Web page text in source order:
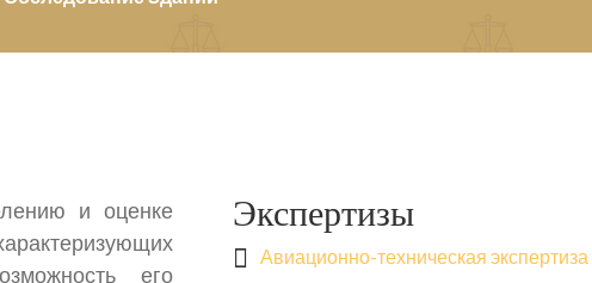
и оценке
его
Экспертизы
Авиационно-техническая экспертиза